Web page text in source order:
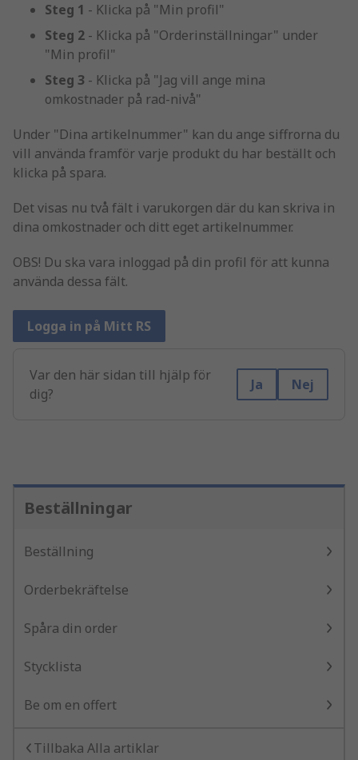
Steg 1 - Klicka på "Min profil"
Steg 2 - Klicka på "Orderinställningar" under
"Min profil"
Steg 3 - Klicka på "Jag vill ange mina
omkostnader på rad-nivå"
Under "Dina artikelnummer" kan du ange siffrorna du
vill använda framför varje produkt du har beställt och
klicka på spara.
Det visas nu två fält i varukorgen där du kan skriva in
dina omkostnader och ditt eget artikelnummer.
OBS! Du ska vara inloggad på din profil för att kunna
använda dessa fält.
Logga in på Mitt RS
Var den här sidan till hjälp för
dig?
Ja Nej
Beställningar
Beställning
Orderbekräftelse
Spåra din order
Stycklista
Be om en offert
Tillbaka Alla artiklar